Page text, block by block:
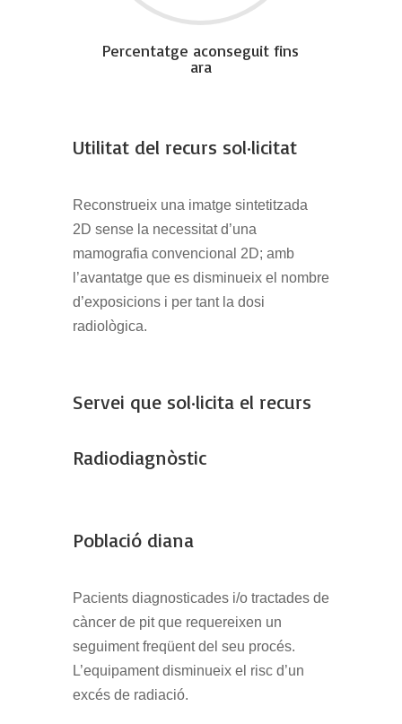
Percentatge aconseguit fins
ara
Utilitat del recurs sol·licitat
Reconstrueix una imatge sintetitzada
2D sense la necessitat d’una
mamografia convencional 2D; amb
l’avantatge que es disminueix el nombre
d’exposicions i per tant la dosi
radiològica.
Servei que sol·licita el recurs
Radiodiagnòstic
Població diana
Pacients diagnosticades i/o tractades de
càncer de pit que requereixen un
seguiment freqüent del seu procés.
L’equipament disminueix el risc d’un
excés de radiació.